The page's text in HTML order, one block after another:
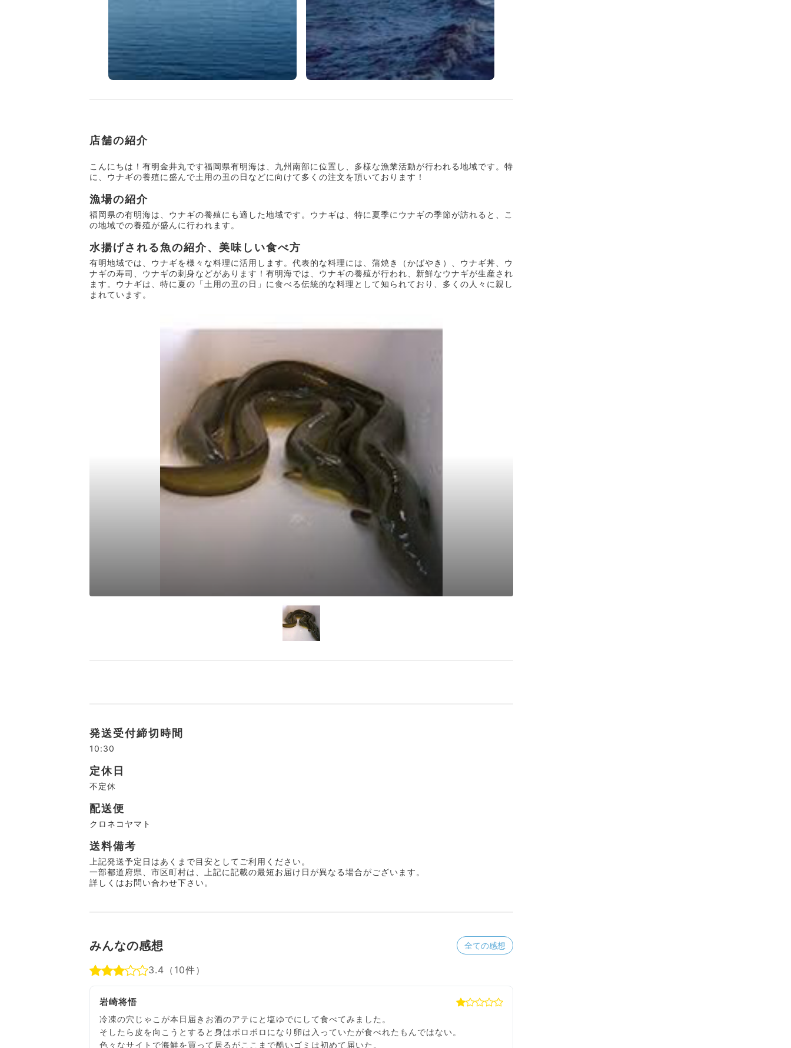
店舗の紹介
こんにちは！有明金井丸です福岡県有明海は、九州南部に位置し、多様な漁業活動が行われる地域です。特
に、ウナギの養殖に盛んで土用の丑の日などに向けて多くの注文を頂いております！
漁場の紹介
福岡県の有明海は、ウナギの養殖にも適した地域です。ウナギは、特に夏季にウナギの季節が訪れると、こ
の地域での養殖が盛んに行われます。
水揚げされる魚の紹介、美味しい食べ方
有明地域では、ウナギを様々な料理に活用します。代表的な料理には、蒲焼き（かばやき）、ウナギ丼、ウ
ナギの寿司、ウナギの刺身などがあります！有明海では、ウナギの養殖が行われ、新鮮なウナギが生産され
ます。ウナギは、特に夏の「土用の丑の日」に食べる伝統的な料理として知られており、多くの人々に親し
まれています。
発送受付締切時間
10:30
定休日
不定休
配送便
クロネコヤマト
送料備考
上記発送予定日はあくまで目安としてご利用ください。
一部都道府県、市区町村は、上記に記載の最短お届け日が異なる場合がございます。
詳しくはお問い合わせ下さい。
みんなの感想 全ての感想
3.4（10件）
岩崎将悟
冷凍の穴じゃこが本日届きお酒のアテにと塩ゆでにして食べてみました。
そしたら皮を向こうとすると身はボロボロになり卵は入っていたが食べれたもんではない。
色々なサイトで海鮮を買って居るがここまで酷いゴミは初めて届いた。